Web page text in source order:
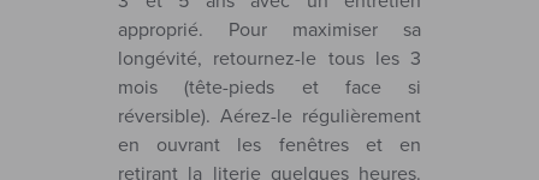
approprié. Pour maximiser sa
longévité, retournez-le tous les 3
mois (tête-pieds et face si
réversible). Aérez-le régulièrement
en ouvrant les fenêtres et en
retirant la literie quelques heures.